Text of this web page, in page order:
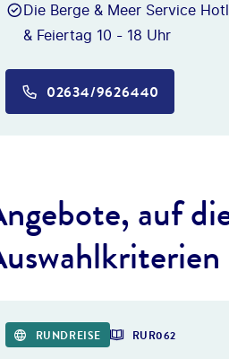
Die Berge & Meer Service
& Feiertag 10 - 18 Uhr
02634/9626440
auf
RUNDREISE RUR062